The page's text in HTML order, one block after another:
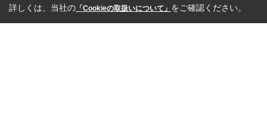
詳しくは、当社の 「Cookieの取扱いについて」 をご確認ください。